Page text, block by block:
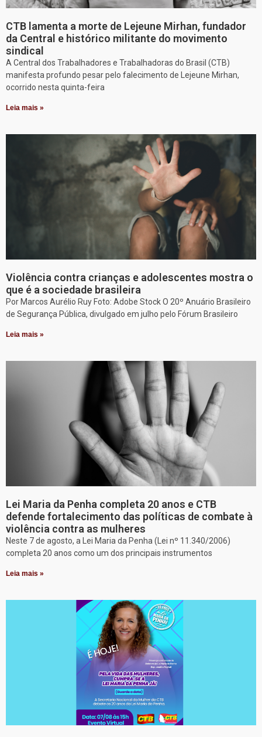
CTB lamenta a morte de Lejeune Mirhan, fundador
da Central e histórico militante do movimento
sindical
A Central dos Trabalhadores e Trabalhadoras do Brasil (CTB)
manifesta profundo pesar pelo falecimento de Lejeune Mirhan,
ocorrido nesta quinta-feira
Leia mais »
Violência contra crianças e adolescentes mostra o
que é a sociedade brasileira
Por Marcos Aurélio Ruy Foto: Adobe Stock O 20º Anuário Brasileiro
de Segurança Pública, divulgado em julho pelo Fórum Brasileiro
Leia mais »
Lei Maria da Penha completa 20 anos e CTB
defende fortalecimento das políticas de combate à
violência contra as mulheres
Neste 7 de agosto, a Lei Maria da Penha (Lei nº 11.340/2006)
completa 20 anos como um dos principais instrumentos
Leia mais »